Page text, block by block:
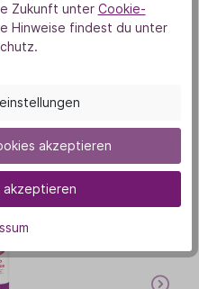
Highlights
Zukunft unter Cookie-
Hinweise findest du unter
akzeptieren
akzeptieren